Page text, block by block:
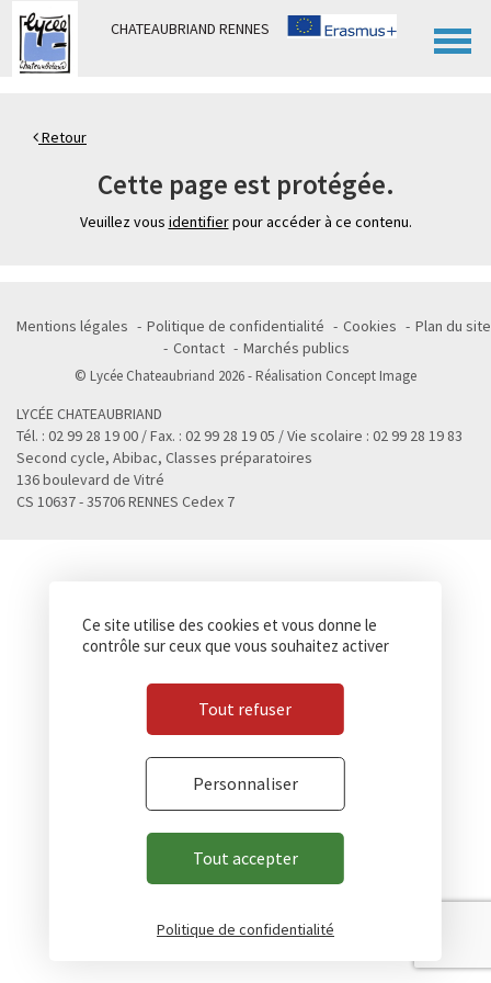
CHATEAUBRIAND RENNES
Retour
Cette page est protégée.
Veuillez vous identifierpour accéder à ce contenu.
Mentions légales Politique de confidentialité Cookies
Plan du site
Contact
Marchés publics
© Lycée Chateaubriand 2026 - Réalisation Concept Image
LYCÉE CHATEAUBRIAND
Tél. : 02 99 28 19 00 / Fax. : 02 99 28 19 05 / Vie scolaire : 02 99 28 19 83
Second cycle, Abibac, Classes préparatoires
136 boulevard de Vitré
CS 10637 - 35706 RENNES Cedex 7
Panneau de gestion des cookies
Ce site utilise des cookies et vous donne le
contrôle sur ceux que vous souhaitez activer
Tout accepter
Tout refuser
Personnaliser
Politique de confidentialité